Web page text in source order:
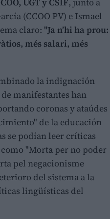
(CCOO PV) e Ismael
claro: "Ja n’hi ha prou:
més salari, més
la indignación
manifestantes han
coronas y ataúdes
de la educación
se podían leer críticas
"Morta per no poder
pel negacionisme
del sistema a la
lingüísticas del